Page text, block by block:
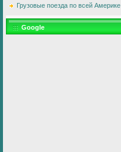
Грузовые поезда по всей Америке
Google